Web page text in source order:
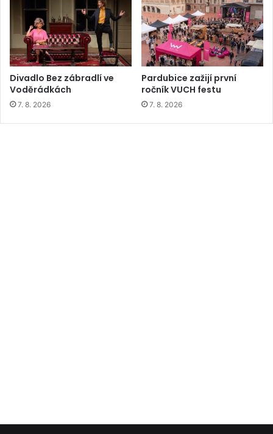
Divadlo Bez zábradlí ve
Voděrádkách
7. 8. 2026
Pardubice zažijí první
ročník VUCH festu
7. 8. 2026